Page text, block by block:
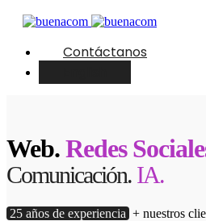
Contáctanos
Web.Redes
Comunicación. IA.
25 años de experiencia + nuestros